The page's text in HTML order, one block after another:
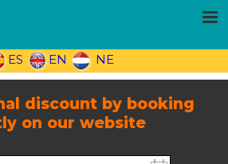
ES EN NE
discount by booking
on our website